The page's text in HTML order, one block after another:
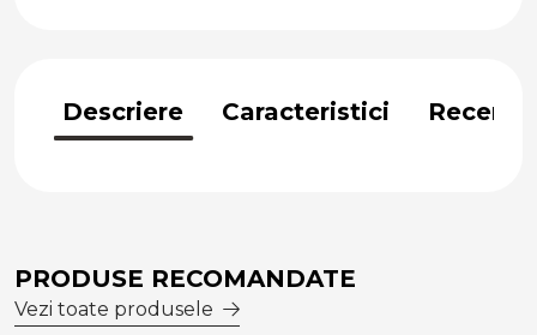
Descriere Caracteristici
PRODUSE RECOMANDATE
Vezi toate produsele